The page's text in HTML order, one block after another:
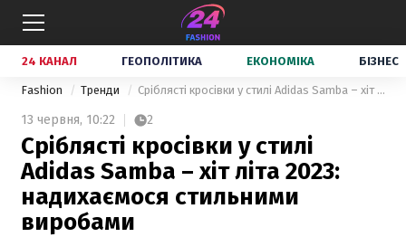
24 КАНАЛ ГЕОПОЛІТИКА ЕКОНОМІКА БІЗНЕС
Fashion Тренди Сріблясті кросівки у стилі Adidas Samba – хіт літа 2023: надихаємося стильними виробами
13 червня, 10:22 2
Сріблясті кросівки у стилі
Adidas Samba – хіт літа 2023:
надихаємося стильними
виробами